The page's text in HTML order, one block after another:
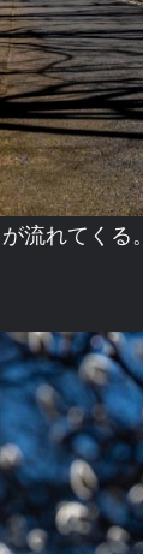
流れてくる。